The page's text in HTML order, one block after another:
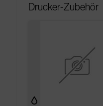
Drucker-Zubehör